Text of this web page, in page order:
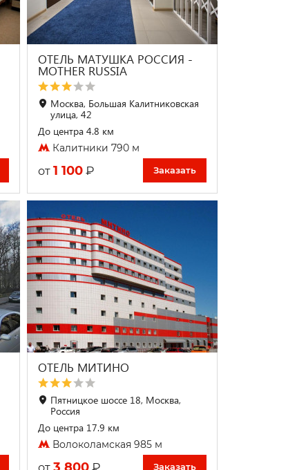
ОТЕЛЬ МАТУШКА РОССИЯ -
MOTHER RUSSIA
Москва, Большая Калитниковская
улица, 42
До центра 4.8 км
Калитники 790 м
от1 100 ₽ Заказать
ОТЕЛЬ МИТИНО
Пятницкое шоссе 18, Москва,
Россия
До центра 17.9 км
Волоколамская 985 м
от3 800 ₽ Заказать